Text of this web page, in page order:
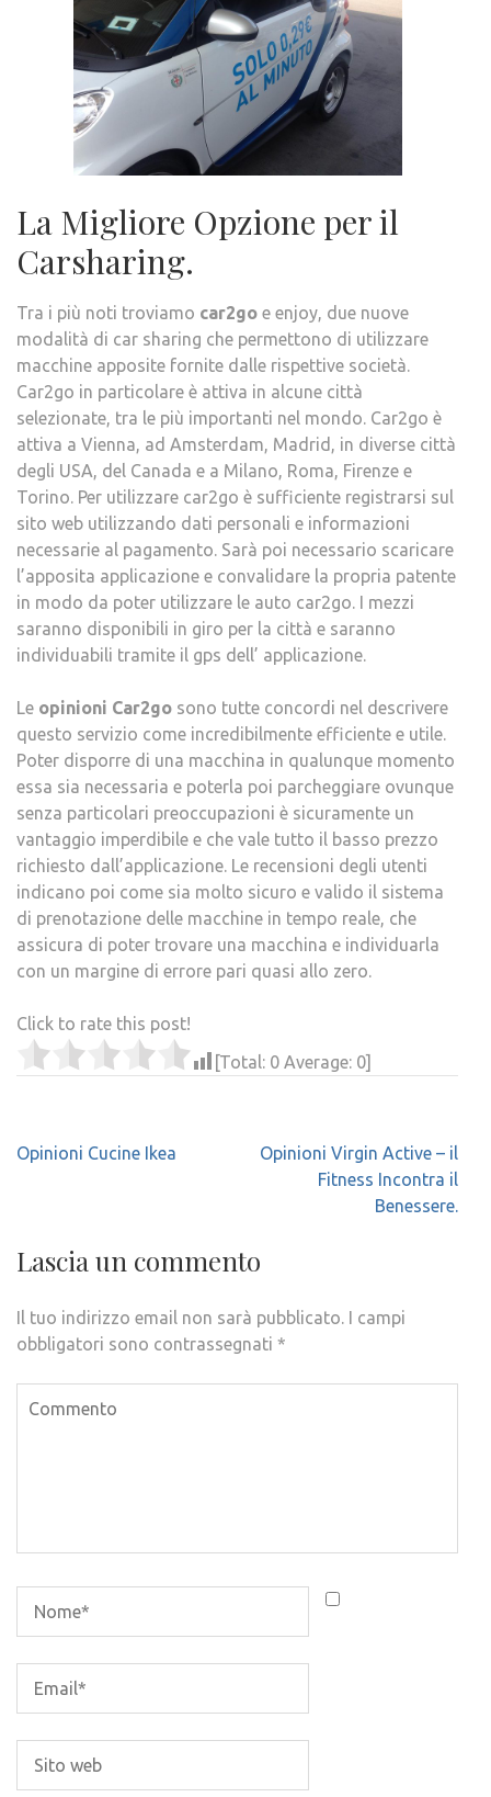
La Migliore Opzione per il
Carsharing.
Tra i più noti troviamo car2go e enjoy, due nuove
modalità di car sharing che permettono di utilizzare
macchine apposite fornite dalle rispettive società.
Car2go in particolare è attiva in alcune città
selezionate, tra le più importanti nel mondo. Car2go è
attiva a Vienna, ad Amsterdam, Madrid, in diverse città
degli USA, del Canada e a Milano, Roma, Firenze e
Torino. Per utilizzare car2go è sufficiente registrarsi sul
sito web utilizzando dati personali e informazioni
necessarie al pagamento. Sarà poi necessario scaricare
l’apposita applicazione e convalidare la propria patente
in modo da poter utilizzare le auto car2go. I mezzi
saranno disponibili in giro per la città e saranno
individuabili tramite il gps dell’ applicazione.
Le opinioni Car2go sono tutte concordi nel descrivere
questo servizio come incredibilmente efficiente e utile.
Poter disporre di una macchina in qualunque momento
essa sia necessaria e poterla poi parcheggiare ovunque
senza particolari preoccupazioni è sicuramente un
vantaggio imperdibile e che vale tutto il basso prezzo
richiesto dall’applicazione. Le recensioni degli utenti
indicano poi come sia molto sicuro e valido il sistema
di prenotazione delle macchine in tempo reale, che
assicura di poter trovare una macchina e individuarla
con un margine di errore pari quasi allo zero.
Click to rate this post!
[Total: 0 Average: 0]
Navigazione
Opinioni Cucine Ikea
Opinioni Virgin Active – il
Fitness Incontra il
Benessere.
Lascia un commento
Il tuo indirizzo email non sarà pubblicato. I campi
obbligatori sono contrassegnati *